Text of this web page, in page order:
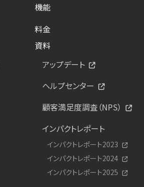
機能
料金
資料
アップデート
ヘルプセンター
顧客満足度調査（NPS）
インパクトレポート
インパクトレポート2023
インパクトレポート2024
インパクトレポート2025